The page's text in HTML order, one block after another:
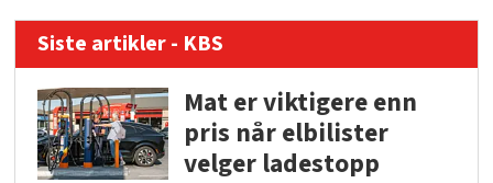
Siste artikler - KBS
Mat er viktigere enn
pris når elbilister
velger ladestopp